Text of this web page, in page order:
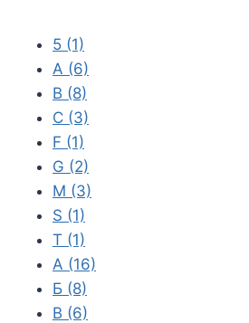
5 (1)
A (6)
B (8)
C (3)
F (1)
G (2)
M (3)
S (1)
T (1)
А (16)
Б (8)
В (6)